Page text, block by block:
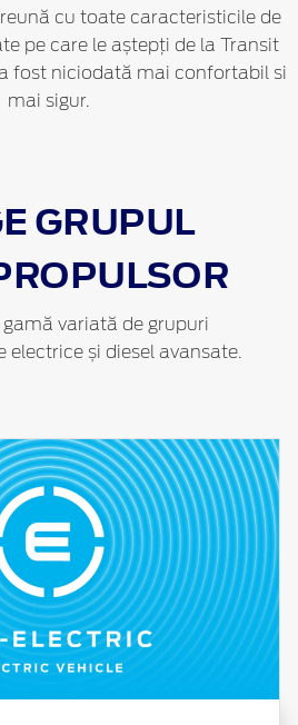
cu toate caracteristicile de
pe care le aștepți de la Transit
fost niciodată mai confortabil si
mai sigur.
GRUPUL
variată de grupuri
electrice și diesel avansate.